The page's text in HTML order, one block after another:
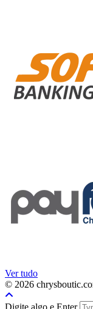
Ver tudo
© 2026
Digite algo e Enter